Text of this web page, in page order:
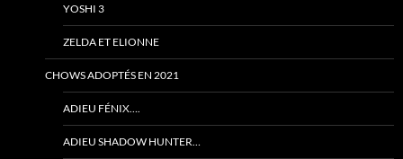
YOSHI 3
ZELDA ET ELIONNE
CHOWS ADOPTÉS EN 2021
ADIEU FÉNIX….
ADIEU SHADOW HUNTER…